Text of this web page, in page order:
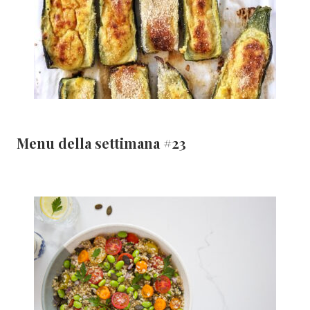
Menu della settimana #23